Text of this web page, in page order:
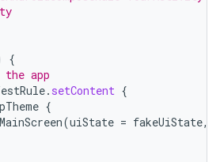
{
app
. setContent {
{
MainScreen(uiState = fakeUiState,